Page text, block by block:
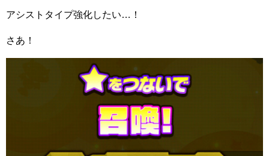
アシストタイプ強化したい…！
さあ！